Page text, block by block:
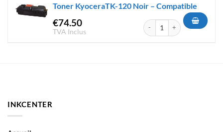
Toner KyoceraTK-120 Noir – Compatible
€74.50
TVA Inclus
quantité de Toner
INKCENTER